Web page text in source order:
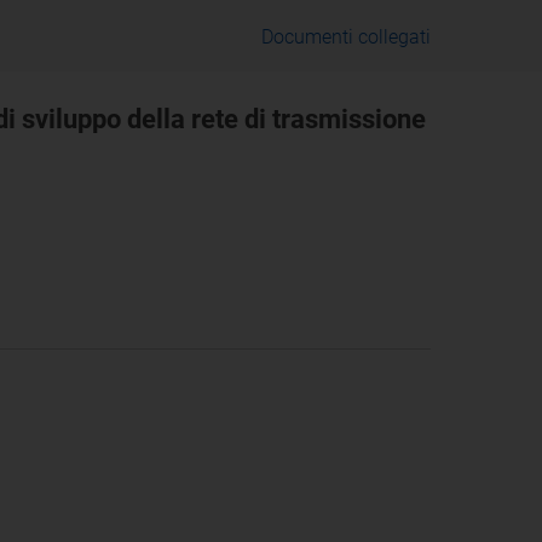
Documenti collegati
sviluppo della rete di trasmissione